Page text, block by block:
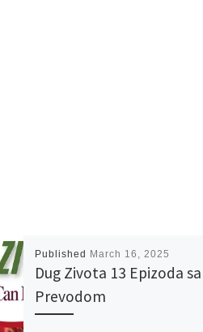
Published March 16, 2025
Dug Zivota 13 Epizoda sa
Prevodom